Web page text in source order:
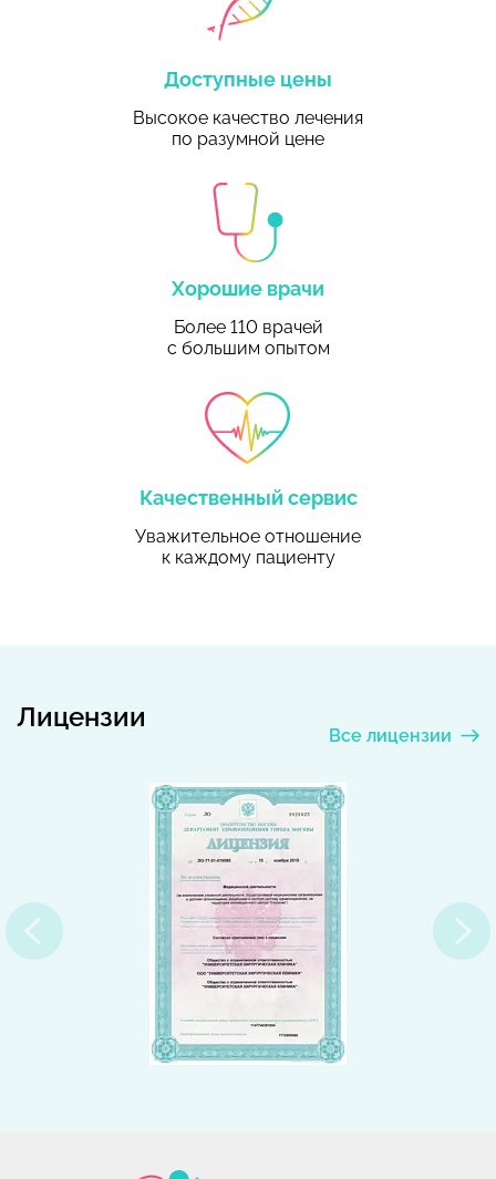
Доступные цены
Высокое качество лечения
по разумной цене
Хорошие врачи
Более 110 врачей
с большим опытом
Качественный сервис
Уважительное отношение
к каждому пациенту
Лицензии
Все лицензии